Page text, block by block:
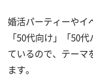
婚活パーティーやイ
「50代向け」「50
ているので、テーマ
ます。